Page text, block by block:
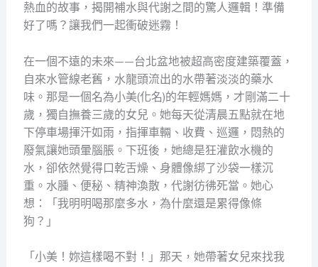
熱血的故事，揭開補水與代謝之間的驚人邏輯！準備
好了嗎？讓我們一起衝破迷霧！
在一個不遠的未來——台北盆地被超高密度建築覆蓋，
自來水管線老舊，水龍頭流出的水帶著淡淡的藥水
味。那是一個名為小美(化名)的年輕媽媽，才剛滿二十
歲，獨自撫養三歲的女兒。她每天從清晨五點就在地
下停車場揮汗如雨，指揮車輛、收費、巡邏，悶熱的
廢氣讓她頭暈腦脹。下班後，她總是狂灌飲水機的
水，卻依然覺得口乾舌燥、身體像綁了沙袋一樣沉
重。水腫、便秘、精神渙散，代謝彷彿死當。她心
想：「我明明喝那麼多水，為什麼還是累得像條
狗？」
「小美！妳這樣喝不對！」那天，她帶著女兒來找我